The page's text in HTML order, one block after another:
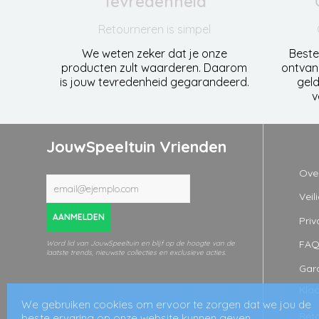
Retourneren is simpel
We weten zeker dat je onze
producten zult waarderen. Daarom
is jouw tevredenheid gegarandeerd.
JouwSpeeltuin Vrienden
AANMELDEN
Word lid van JouwSpeeltuin en blijf op de hoogte van de
laatste trends, nieuwste collecties en exclusieve acties.
FAQ
We gebruiken cookies om ervoor te zorgen dat we jou de